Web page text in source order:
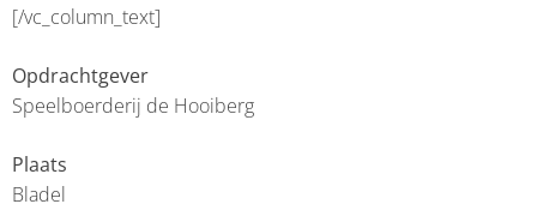
[/vc_column_text]
Opdrachtgever
Speelboerderij de Hooiberg
Plaats
Bladel